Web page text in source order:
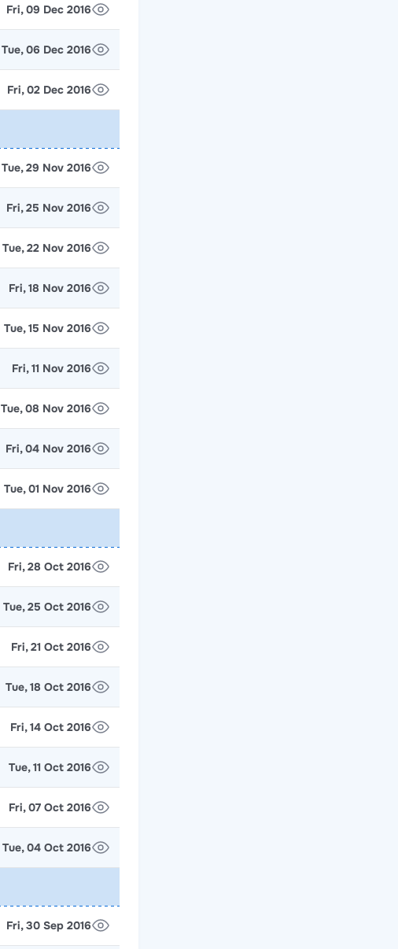
Fri, 09 Dec 2016
Tue, 06 Dec 2016
Fri, 02 Dec 2016
Tue, 29 Nov 2016
Fri, 25 Nov 2016
Tue, 22 Nov 2016
Fri, 18 Nov 2016
Tue, 15 Nov 2016
Fri, 11 Nov 2016
Tue, 08 Nov 2016
Fri, 04 Nov 2016
Tue, 01 Nov 2016
Fri, 28 Oct 2016
Tue, 25 Oct 2016
Fri, 21 Oct 2016
Tue, 18 Oct 2016
Fri, 14 Oct 2016
Tue, 11 Oct 2016
Fri, 07 Oct 2016
Tue, 04 Oct 2016
Fri, 30 Sep 2016